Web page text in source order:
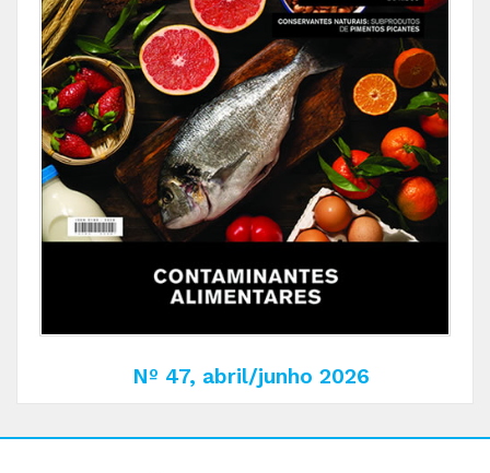
Nº 47, abril/junho 2026